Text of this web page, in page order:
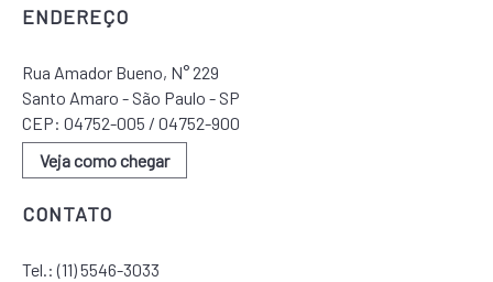
ENDEREÇO
Rua Amador Bueno, N° 229
Santo Amaro - São Paulo - SP
CEP: 04752-005 / 04752-900
Veja como chegar
CONTATO
Tel.:(11) 5546-3033